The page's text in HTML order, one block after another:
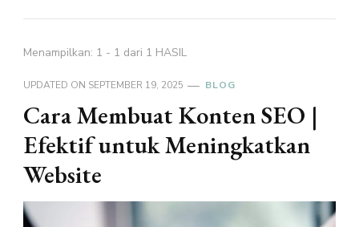
Menampilkan: 1 - 1 dari 1 HASIL
UPDATED ON SEPTEMBER 19, 2025 BLOG
Cara Membuat Konten SEO |
Efektif untuk Meningkatkan
Website